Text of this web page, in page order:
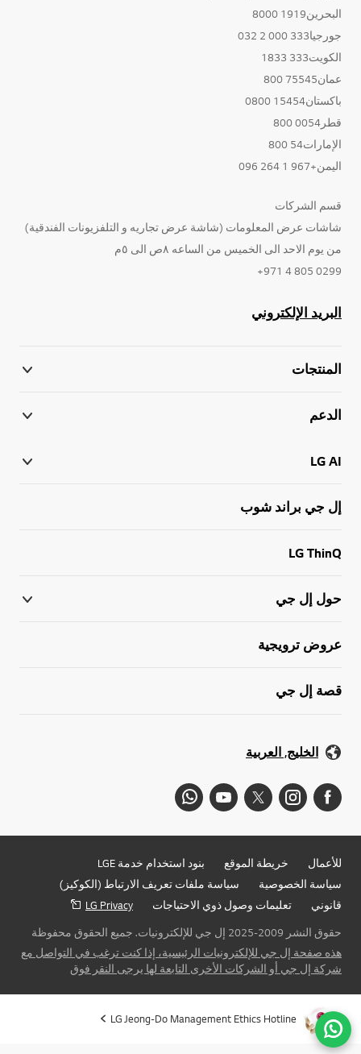
البحرين1919 8000
جورجيا333 000 2 032
الكويت333 1833
عمان75545 800
باكستان15454 0800
قطر0054 800
الإمارات54 800
اليمن+967 1 264 096
قسم الشركات
شاشات عرض المعلومات (شاشة عرض تجاريه و التلفزيونات الفندقية)
من يوم الاحد الى الخميس من الساعه ٨ص الى ٥م
0299 805 4 971+
البريد الإلكتروني
المنتجات
الدعم
LG AI
إل جي براند شوب
LG ThinQ
حول إل جي
عروض ترويجية
قصة إل جي
الخليج, العربية
للأعمال خريطة الموقع
بنود استخدام خدمة LGE
سياسة الخصوصية
سياسة ملفات تعريف الارتباط (الكوكيز)
قانوني
تعليمات وصول ذوي الاحتياجات
LG Privacy
حقوق النشر 2009-2025 إل جي للإلكترونيات. جميع الحقوق محفوظة
هذه صفحة إل جي للإلكترونيات الرئيسية، إذا كنت ترغب في التواصل مع
شركة إل جي أو الشركات الأخرى التابعة لها يرجى النقر فوق
LG Jeong-Do Management Ethics Hotline